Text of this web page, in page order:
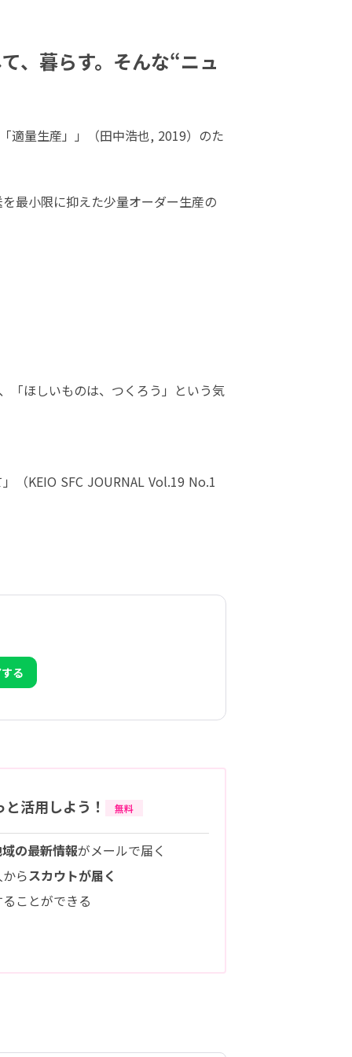
、暮らす。そんな“ニュ
適量生産」」（田中浩也, 2019）のた
最小限に抑えた少量オーダー生産の
「ほしいものは、つくろう」という気
（KEIO SFC JOURNAL Vol.19 No.1
る
活用しよう！ 無料
の最新情報がメールで届く
らスカウトが届く
ことができる